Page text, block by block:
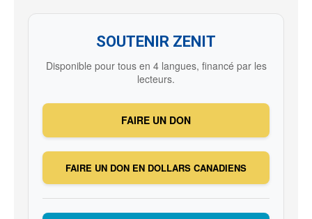
SOUTENIR ZENIT
Disponible pour tous en 4 langues, financé par les
lecteurs.
FAIRE UN DON
FAIRE UN DON EN DOLLARS CANADIENS